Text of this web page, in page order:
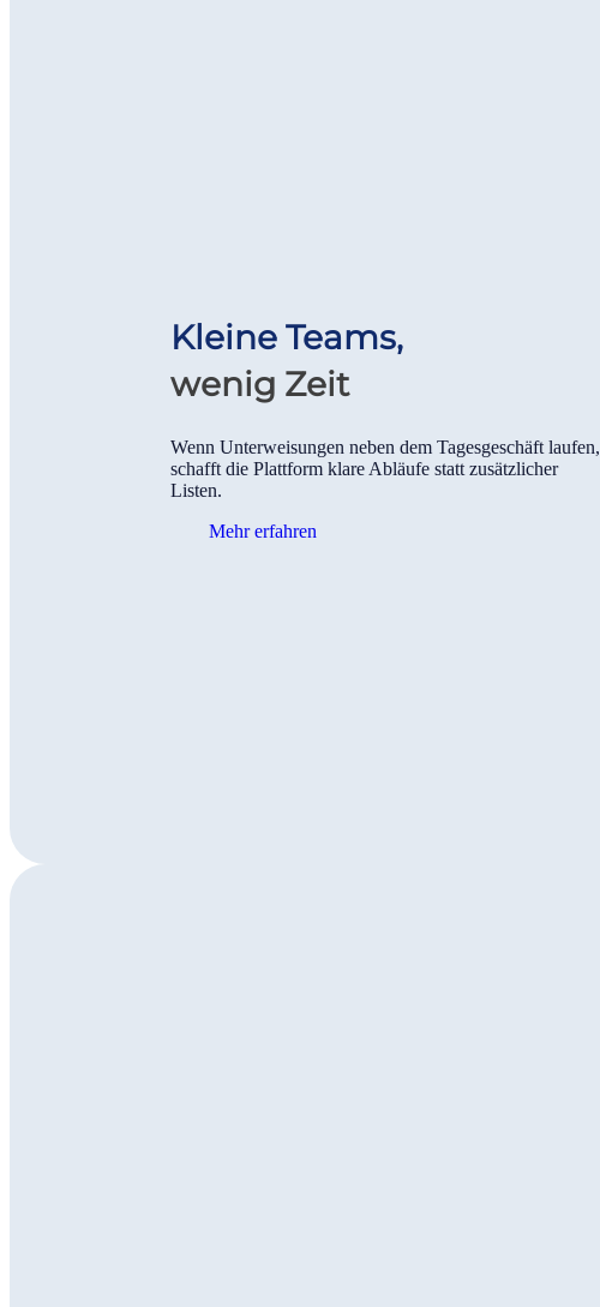
Kleine Teams,
wenig Zeit
Wenn Unterweisungen neben dem Tagesgeschäft laufen,
schafft die Plattform klare Abläufe statt zusätzlicher
Listen.
Mehr erfahren